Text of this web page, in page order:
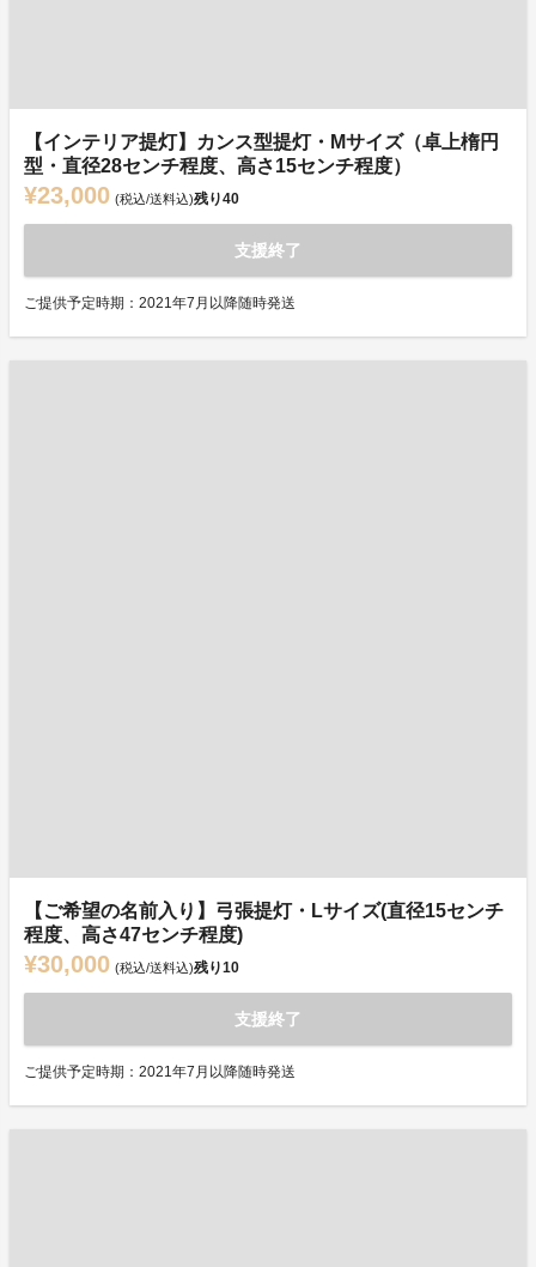
【インテリア提灯】カンス型提灯・Mサイズ（卓上楕円
型・直径28センチ程度、高さ15センチ程度）
¥23,000 (税込/送料込)残り40
支援終了
ご提供予定時期：2021年7月以降随時発送
【ご希望の名前入り】弓張提灯・Lサイズ(直径15センチ
程度、高さ47センチ程度)
¥30,000 (税込/送料込)残り10
支援終了
ご提供予定時期：2021年7月以降随時発送